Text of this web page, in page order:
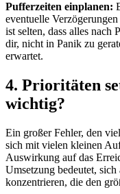
Pufferzeiten einplanen:
eventuelle
ist selten, dass alles
dir, nicht in Panik zu
erwartet.
4. Prioritäten
wichtig?
Ein großer Fehler, den
sich mit vielen kleinen
Auswirkung auf das
Umsetzung bedeutet,
konzentrieren, die den